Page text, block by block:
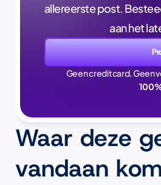
allereerste post.
aan het
Geen creditcard. Geen
Waar deze
vandaan